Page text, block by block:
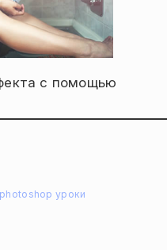
с помощью
photoshop уроки